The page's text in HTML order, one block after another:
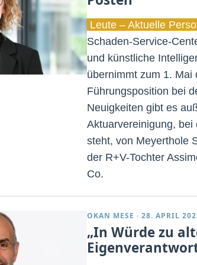
Leute – Aktuelle
Schaden-Service-
und künstliche
übernimmt zum 1. Mai
Führungsposition bei
Neuigkeiten gibt es
Aktuarvereinigung,
steht, von Meyerthole
der R+V-Tochter
Co.
OKAN MESE · 28. APRIL
„In Würde zu